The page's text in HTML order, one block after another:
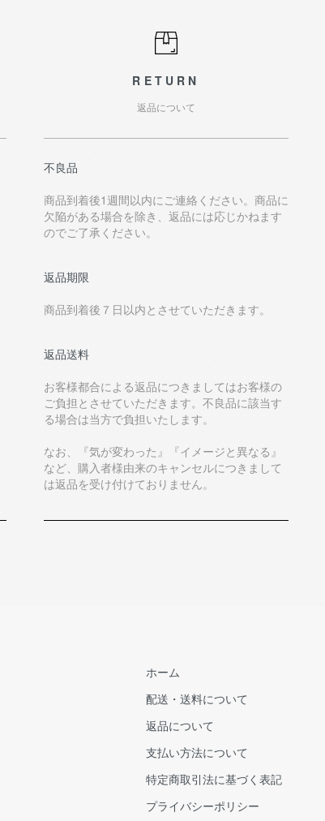
RETURN
返品について
不良品
商品到着後1週間以内にご連絡ください。商品に
欠陥がある場合を除き、返品には応じかねます
のでご了承ください。
返品期限
商品到着後７日以内とさせていただきます。
返品送料
お客様都合による返品につきましてはお客様の
ご負担とさせていただきます。不良品に該当す
る場合は当方で負担いたします。
なお、『気が変わった』『イメージと異なる』
など、購入者様由来のキャンセルにつきまして
は返品を受け付けておりません。
ホーム
配送・送料について
返品について
支払い方法について
特定商取引法に基づく表記
プライバシーポリシー